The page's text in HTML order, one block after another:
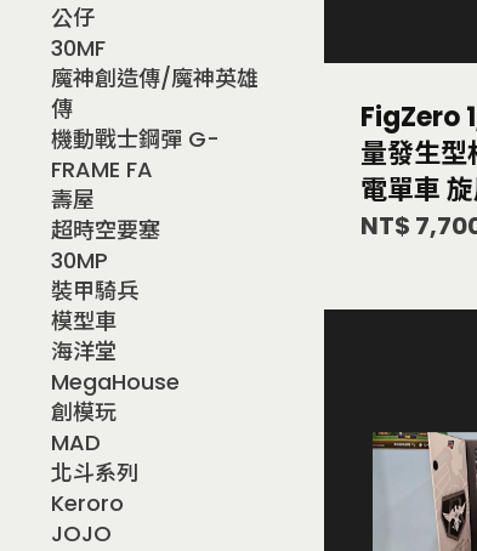
公仔
30MF
魔神創造傳/魔神英雄
傳
機動戰士鋼彈 G-
FRAME FA
壽屋
超時空要塞
30MP
裝甲騎兵
模型車
海洋堂
MegaHouse
創模玩
MAD
北斗系列
Keroro
JOJO
FigZero
量發生型
電單車
NT$